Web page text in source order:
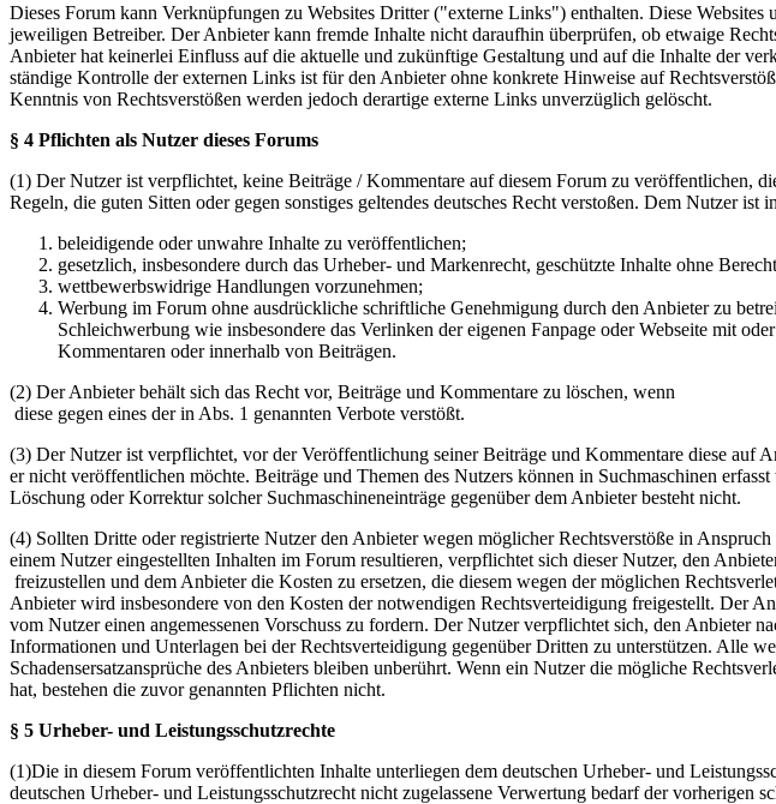
Dieses Forum kann Verknüpfungen zu Websites Dritter ("externe Links") enthalten. Diese Websites
jeweiligen Betreiber. Der Anbieter kann fremde Inhalte nicht daraufhin überprüfen, ob etwaige
Anbieter hat keinerlei Einfluss auf die aktuelle und zukünftige Gestaltung und auf die Inhalte der
ständige Kontrolle der externen Links ist für den Anbieter ohne konkrete Hinweise auf
Kenntnis von Rechtsverstößen werden jedoch derartige externe Links unverzüglich gelöscht.
§ 4 Pflichten als Nutzer dieses Forums
(1) Der Nutzer ist verpflichtet, keine Beiträge / Kommentare auf diesem Forum zu veröffentlichen,
Regeln, die guten Sitten oder gegen sonstiges geltendes deutsches Recht verstoßen. Dem Nutzer ist
beleidigende oder unwahre Inhalte zu veröffentlichen;
gesetzlich, insbesondere durch das Urheber- und Markenrecht, geschützte Inhalte ohne
wettbewerbswidrige Handlungen vorzunehmen;
Werbung im Forum ohne ausdrückliche schriftliche Genehmigung durch den Anbieter zu
Schleichwerbung wie insbesondere das Verlinken der eigenen Fanpage oder Webseite mit
Kommentaren oder innerhalb von Beiträgen.
(2) Der Anbieter behält sich das Recht vor, Beiträge und Kommentare zu löschen, wenn
diese gegen eines der in Abs. 1 genannten Verbote verstößt.
(3) Der Nutzer ist verpflichtet, vor der Veröffentlichung seiner Beiträge und Kommentare diese auf
er nicht veröffentlichen möchte. Beiträge und Themen des Nutzers können in Suchmaschinen
Löschung oder Korrektur solcher Suchmaschineneinträge gegenüber dem Anbieter besteht nicht.
(4) Sollten Dritte oder registrierte Nutzer den Anbieter wegen möglicher Rechtsverstöße in Anspruch
einem Nutzer eingestellten Inhalten im Forum resultieren, verpflichtet sich dieser Nutzer, den
freizustellen und dem Anbieter die Kosten zu ersetzen, die diesem wegen der möglichen
Anbieter wird insbesondere von den Kosten der notwendigen Rechtsverteidigung freigestellt. Der
vom Nutzer einen angemessenen Vorschuss zu fordern. Der Nutzer verpflichtet sich, den Anbieter
Informationen und Unterlagen bei der Rechtsverteidigung gegenüber Dritten zu unterstützen. Alle
Schadensersatzansprüche des Anbieters bleiben unberührt. Wenn ein Nutzer die mögliche
hat, bestehen die zuvor genannten Pflichten nicht.
§ 5 Urheber- und Leistungsschutzrechte
(1)Die in diesem Forum veröffentlichten Inhalte unterliegen dem deutschen Urheber- und
deutschen Urheber- und Leistungsschutzrecht nicht zugelassene Verwertung bedarf der vorherigen